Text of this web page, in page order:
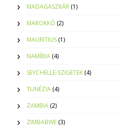
MADAGASZKÁR (1)
MAROKKÓ (2)
MAURITIUS (1)
NAMÍBIA (4)
SEYCHELLE-SZIGETEK (4)
TUNÉZIA (4)
ZAMBIA (2)
ZIMBABWE (3)